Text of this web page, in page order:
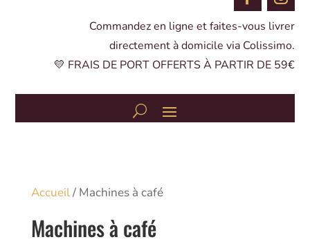
Commandez en ligne et faites-vous livrer
directement à domicile via Colissimo.
💛 FRAIS DE PORT OFFERTS À PARTIR DE 59€
Accueil/ Machines à café
Machines à café